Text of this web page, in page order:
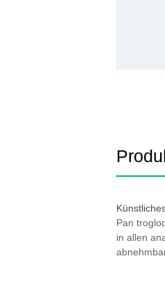
Pan
in allen